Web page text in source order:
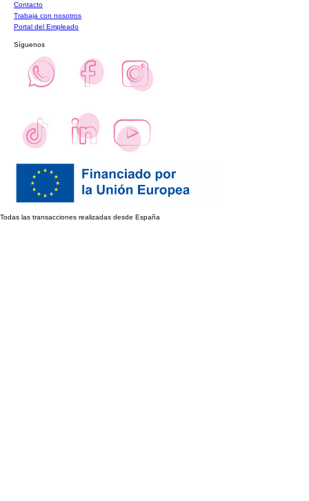
Contacto
Trabaja con nosotros
Portal del Empleado
Síguenos
Todas las transacciones realizadas desde España